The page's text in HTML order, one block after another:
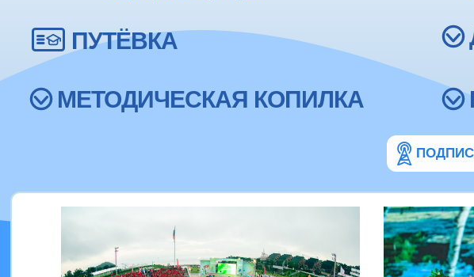
ПУТЁВКА
МЕТОДИЧЕСКАЯ КОПИЛКА